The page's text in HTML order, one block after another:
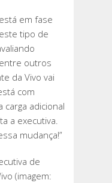
em fase
tipo de
outros
da Vivo vai
com
adicional
a executiva.
mudança!”
de
(imagem: